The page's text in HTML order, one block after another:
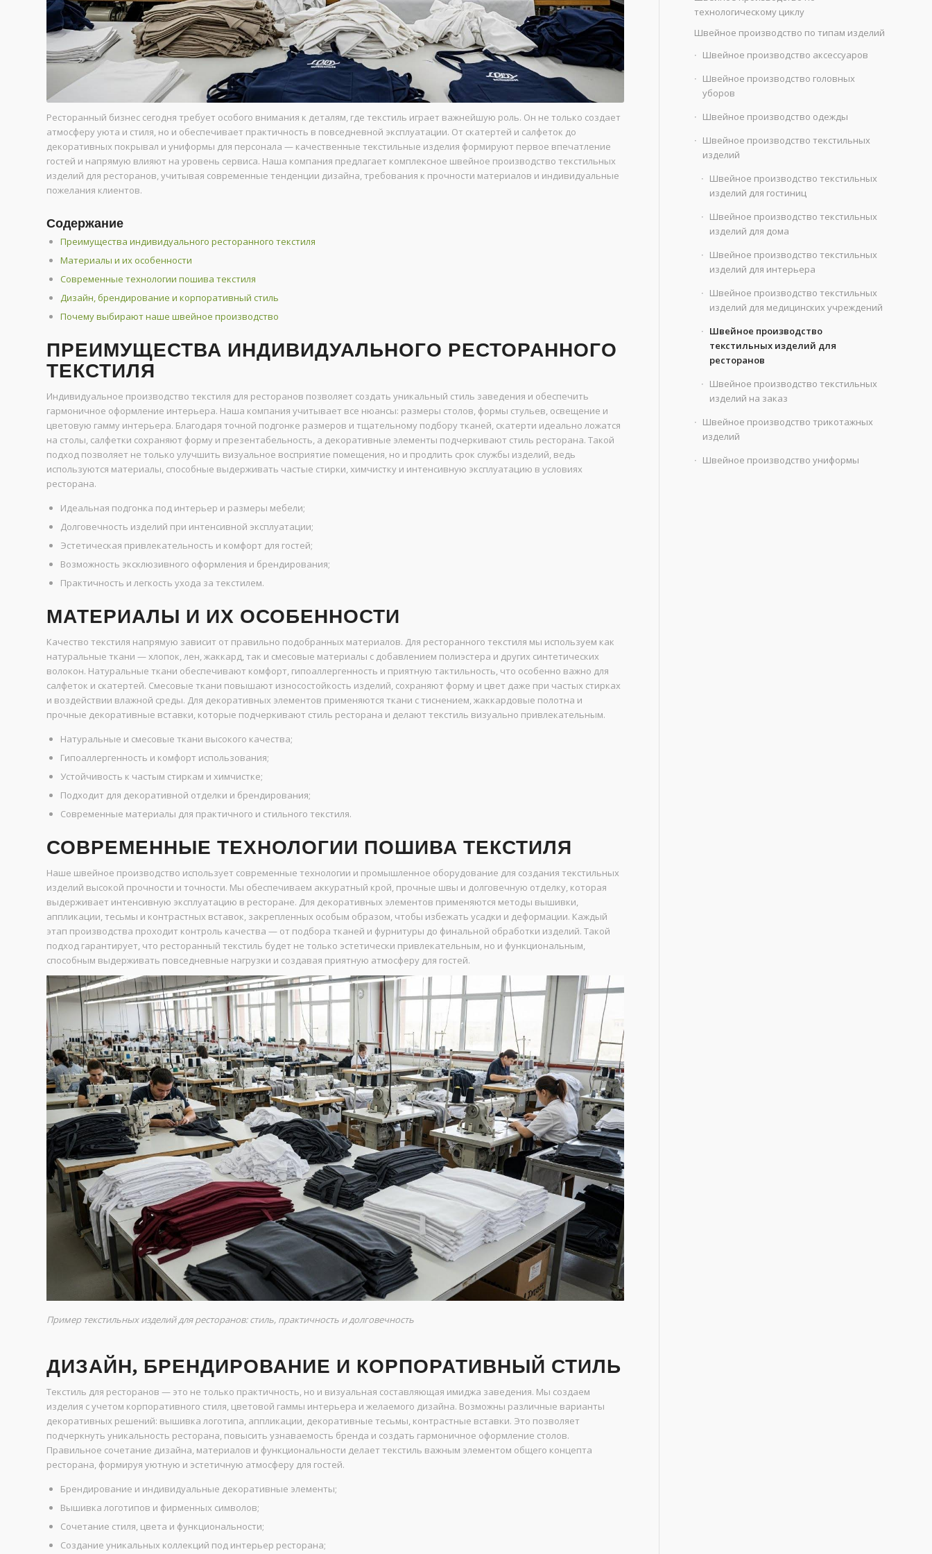
Ресторанный бизнес сегодня требует особого внимания к деталям, где текстиль играет важнейшую роль. Он не только создает
атмосферу уюта и стиля, но и обеспечивает практичность в повседневной эксплуатации. От скатертей и салфеток до
декоративных покрывал и униформы для персонала — качественные текстильные изделия формируют первое впечатление
гостей и напрямую влияют на уровень сервиса. Наша компания предлагает комплексное швейное производство текстильных
изделий для ресторанов, учитывая современные тенденции дизайна, требования к прочности материалов и индивидуальные
пожелания клиентов.
Содержание
Преимущества индивидуального ресторанного текстиля
Материалы и их особенности
Современные технологии пошива текстиля
Дизайн, брендирование и корпоративный стиль
Почему выбирают наше швейное производство
ПРЕИМУЩЕСТВА ИНДИВИДУАЛЬНОГО РЕСТОРАННОГО
ТЕКСТИЛЯ
Индивидуальное производство текстиля для ресторанов позволяет создать уникальный стиль заведения и обеспечить
гармоничное оформление интерьера. Наша компания учитывает все нюансы: размеры столов, формы стульев, освещение и
цветовую гамму интерьера. Благодаря точной подгонке размеров и тщательному подбору тканей, скатерти идеально ложатся
на столы, салфетки сохраняют форму и презентабельность, а декоративные элементы подчеркивают стиль ресторана. Такой
подход позволяет не только улучшить визуальное восприятие помещения, но и продлить срок службы изделий, ведь
используются материалы, способные выдерживать частые стирки, химчистку и интенсивную эксплуатацию в условиях
ресторана.
Идеальная подгонка под интерьер и размеры мебели;
Долговечность изделий при интенсивной эксплуатации;
Эстетическая привлекательность и комфорт для гостей;
Возможность эксклюзивного оформления и брендирования;
Практичность и легкость ухода за текстилем.
МАТЕРИАЛЫ И ИХ ОСОБЕННОСТИ
Качество текстиля напрямую зависит от правильно подобранных материалов. Для ресторанного текстиля мы используем как
натуральные ткани — хлопок, лен, жаккард, так и смесовые материалы с добавлением полиэстера и других синтетических
волокон. Натуральные ткани обеспечивают комфорт, гипоаллергенность и приятную тактильность, что особенно важно для
салфеток и скатертей. Смесовые ткани повышают износостойкость изделий, сохраняют форму и цвет даже при частых стирках
и воздействии влажной среды. Для декоративных элементов применяются ткани с тиснением, жаккардовые полотна и
прочные декоративные вставки, которые подчеркивают стиль ресторана и делают текстиль визуально привлекательным.
Натуральные и смесовые ткани высокого качества;
Гипоаллергенность и комфорт использования;
Устойчивость к частым стиркам и химчистке;
Подходит для декоративной отделки и брендирования;
Современные материалы для практичного и стильного текстиля.
СОВРЕМЕННЫЕ ТЕХНОЛОГИИ ПОШИВА ТЕКСТИЛЯ
Наше швейное производство использует современные технологии и промышленное оборудование для создания текстильных
изделий высокой прочности и точности. Мы обеспечиваем аккуратный крой, прочные швы и долговечную отделку, которая
выдерживает интенсивную эксплуатацию в ресторане. Для декоративных элементов применяются методы вышивки,
аппликации, тесьмы и контрастных вставок, закрепленных особым образом, чтобы избежать усадки и деформации. Каждый
этап производства проходит контроль качества — от подбора тканей и фурнитуры до финальной обработки изделий. Такой
подход гарантирует, что ресторанный текстиль будет не только эстетически привлекательным, но и функциональным,
способным выдерживать повседневные нагрузки и создавая приятную атмосферу для гостей.
Пример текстильных изделий для ресторанов: стиль, практичность и долговечность
ДИЗАЙН, БРЕНДИРОВАНИЕ И КОРПОРАТИВНЫЙ СТИЛЬ
Текстиль для ресторанов — это не только практичность, но и визуальная составляющая имиджа заведения. Мы создаем
изделия с учетом корпоративного стиля, цветовой гаммы интерьера и желаемого дизайна. Возможны различные варианты
декоративных решений: вышивка логотипа, аппликации, декоративные тесьмы, контрастные вставки. Это позволяет
подчеркнуть уникальность ресторана, повысить узнаваемость бренда и создать гармоничное оформление столов.
Правильное сочетание дизайна, материалов и функциональности делает текстиль важным элементом общего концепта
ресторана, формируя уютную и эстетичную атмосферу для гостей.
Брендирование и индивидуальные декоративные элементы;
Вышивка логотипов и фирменных символов;
Сочетание стиля, цвета и функциональности;
Создание уникальных коллекций под интерьер ресторана;
технологическому циклу
Швейное производство по типам изделий
Швейное производство аксессуаров
Швейное производство головных
уборов
Швейное производство одежды
Швейное производство текстильных
изделий
Швейное производство текстильных
изделий для гостиниц
Швейное производство текстильных
изделий для дома
Швейное производство текстильных
изделий для интерьера
Швейное производство текстильных
изделий для медицинских учреждений
Швейное производство
текстильных изделий для
ресторанов
Швейное производство текстильных
изделий на заказ
Швейное производство трикотажных
изделий
Швейное производство униформы